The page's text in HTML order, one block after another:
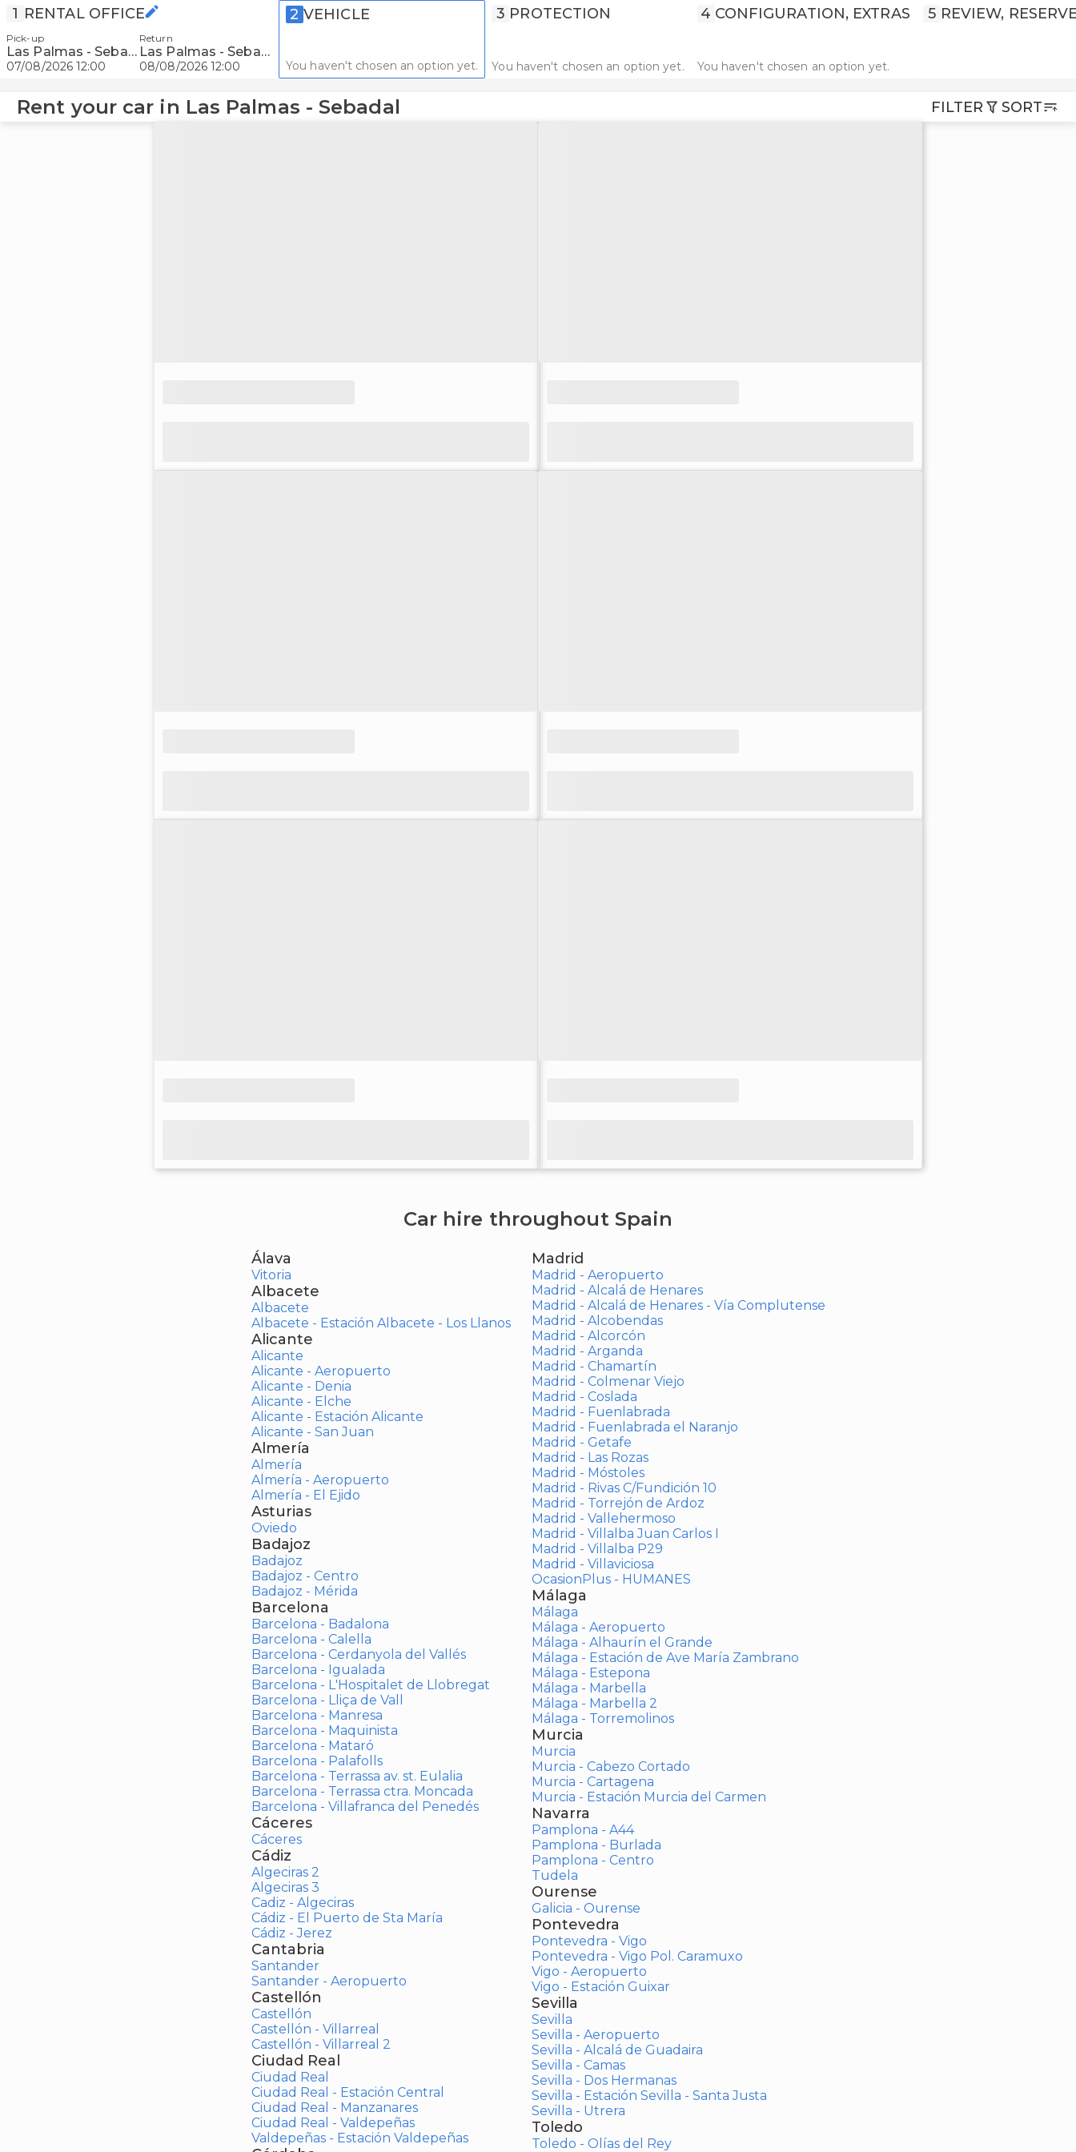
1 RENTAL OFFICE
Pick-up
Las Palmas - Sebadal
07/08/2026 12:00
Return
Las Palmas - Sebadal
08/08/2026 12:00
2 VEHICLE
You haven't chosen an option yet.
3 PROTECTION
You haven't chosen an option yet.
4 CONFIGURATION, EXTRAS
You haven't chosen an option yet.
5 REVIEW,
Rent your car in Las Palmas - Sebadal FILTER SORT
Car hire throughout Spain
Álava
Vitoria
Albacete
Albacete
Albacete - Estación Albacete - Los Llanos
Alicante
Alicante
Alicante - Aeropuerto
Alicante - Denia
Alicante - Elche
Alicante - Estación Alicante
Alicante - San Juan
Almería
Almería
Almería - Aeropuerto
Almería - El Ejido
Asturias
Oviedo
Badajoz
Badajoz
Badajoz - Centro
Badajoz - Mérida
Barcelona
Barcelona - Badalona
Barcelona - Calella
Barcelona - Cerdanyola del Vallés
Barcelona - Igualada
Barcelona - L'Hospitalet de Llobregat
Barcelona - Lliça de Vall
Barcelona - Manresa
Barcelona - Maquinista
Barcelona - Mataró
Barcelona - Palafolls
Barcelona - Terrassa av. st. Eulalia
Barcelona - Terrassa ctra. Moncada
Barcelona - Villafranca del Penedés
Cáceres
Cáceres
Cádiz
Algeciras 2
Algeciras 3
Cadiz - Algeciras
Cádiz - El Puerto de Sta María
Cádiz - Jerez
Cantabria
Santander
Santander - Aeropuerto
Castellón
Castellón
Castellón - Villarreal
Castellón - Villarreal 2
Ciudad Real
Ciudad Real
Ciudad Real - Estación Central
Ciudad Real - Manzanares
Ciudad Real - Valdepeñas
Valdepeñas - Estación Valdepeñas
Madrid
Madrid - Aeropuerto
Madrid - Alcalá de Henares
Madrid - Alcalá de Henares - Vía Complutense
Madrid - Alcobendas
Madrid - Alcorcón
Madrid - Arganda
Madrid - Chamartín
Madrid - Colmenar Viejo
Madrid - Coslada
Madrid - Fuenlabrada
Madrid - Fuenlabrada el Naranjo
Madrid - Getafe
Madrid - Las Rozas
Madrid - Móstoles
Madrid - Rivas C/Fundición 10
Madrid - Torrejón de Ardoz
Madrid - Vallehermoso
Madrid - Villalba Juan Carlos I
Madrid - Villalba P29
Madrid - Villaviciosa
OcasionPlus - HUMANES
Málaga
Málaga
Málaga - Aeropuerto
Málaga - Alhaurín el Grande
Málaga - Estación de Ave María Zambrano
Málaga - Estepona
Málaga - Marbella
Málaga - Marbella 2
Málaga - Torremolinos
Murcia
Murcia
Murcia - Cabezo Cortado
Murcia - Cartagena
Murcia - Estación Murcia del Carmen
Navarra
Pamplona - A44
Pamplona - Burlada
Pamplona - Centro
Tudela
Ourense
Galicia - Ourense
Pontevedra
Pontevedra - Vigo
Pontevedra - Vigo Pol. Caramuxo
Vigo - Aeropuerto
Vigo - Estación Guixar
Sevilla
Sevilla
Sevilla - Aeropuerto
Sevilla - Alcalá de Guadaira
Sevilla - Camas
Sevilla - Dos Hermanas
Sevilla - Estación Sevilla - Santa Justa
Sevilla - Utrera
Toledo
Toledo - Olías del Rey